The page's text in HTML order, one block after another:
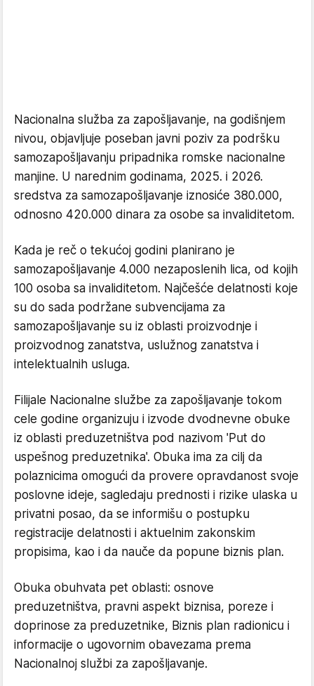
Nacionalna služba za zapošljavanje, na godišnjem
nivou, objavljuje poseban javni poziv za podršku
samozapošljavanju pripadnika romske nacionalne
manjine. U narednim godinama, 2025. i 2026.
sredstva za samozapošljavanje iznosiće 380.000,
odnosno 420.000 dinara za osobe sa invaliditetom.
Kada je reč o tekućoj godini planirano je
samozapošljavanje 4.000 nezaposlenih lica, od kojih
100 osoba sa invaliditetom. Najčešće delatnosti koje
su do sada podržane subvencijama za
samozapošljavanje su iz oblasti proizvodnje i
proizvodnog zanatstva, uslužnog zanatstva i
intelektualnih usluga.
Filijale Nacionalne službe za zapošljavanje tokom
cele godine organizuju i izvode dvodnevne obuke
iz oblasti preduzetništva pod nazivom 'Put do
uspešnog preduzetnika'. Obuka ima za cilj da
polaznicima omogući da provere opravdanost svoje
poslovne ideje, sagledaju prednosti i rizike ulaska u
privatni posao, da se informišu o postupku
registracije delatnosti i aktuelnim zakonskim
propisima, kao i da nauče da popune biznis plan.
Obuka obuhvata pet oblasti: osnove
preduzetništva, pravni aspekt biznisa, poreze i
doprinose za preduzetnike, Biznis plan radionicu i
informacije o ugovornim obavezama prema
Nacionalnoj službi za zapošljavanje.